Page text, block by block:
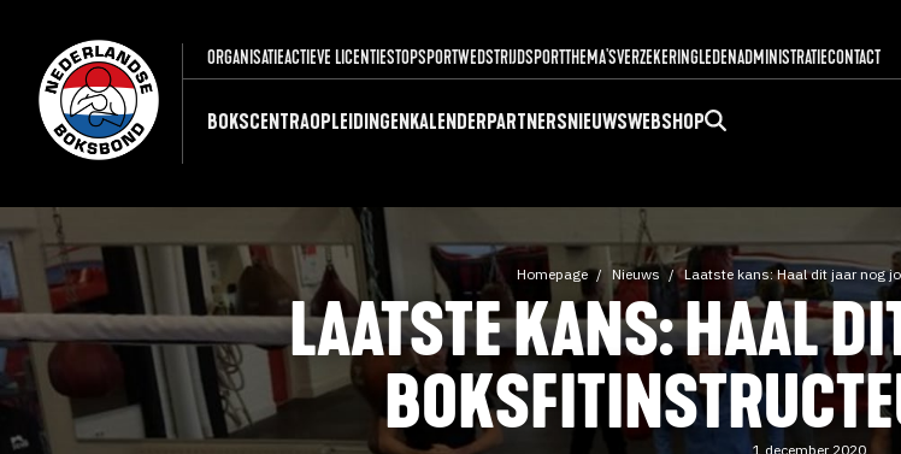
ORGANISATIEACTIEVE LICENTIESTOPSPORTWEDSTRIJDSPORTTHEMA'SVERZEKERINGLEDENADMINISTRATIECONTACT
BOKSCENTRAOPLEIDINGENKALENDERPARTNERSNIEUWSWEBSHOP
Homepage Nieuws Laatste kans: Haal dit jaar nog
LAATSTE KANS: HAAL
1 december 2020